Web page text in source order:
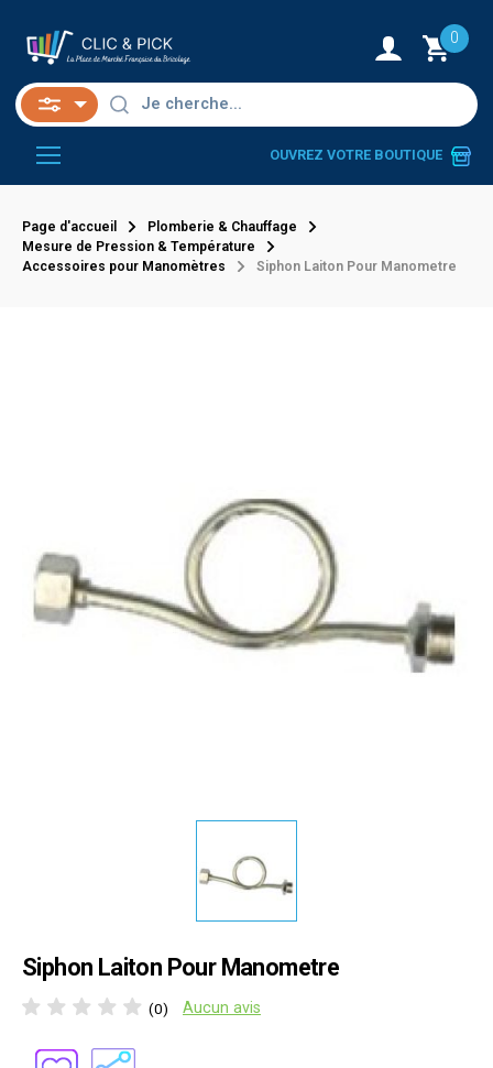
0
OUVREZ VOTRE BOUTIQUE
Page d'accueil
Plomberie & Chauffage
Mesure de Pression & Température
Accessoires pour Manomètres
Siphon Laiton Pour Manometre
Siphon Laiton Pour Manometre
(0) Aucun avis